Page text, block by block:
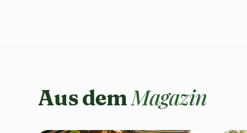
Aus demMagazin